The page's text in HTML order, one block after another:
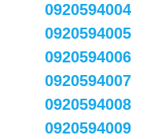
0920594004
0920594005
0920594006
0920594007
0920594008
0920594009